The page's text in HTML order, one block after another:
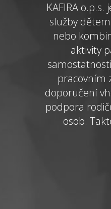
KAFIRA
služby
nebo
aktivity
pracovním
doporučení
podpora
osob.